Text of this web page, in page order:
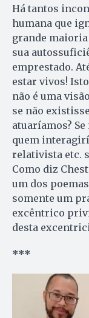
Há tantos
humana que
grande
sua
emprestado.
estar vivos!
não é uma
se não
atuaríamos?
quem
relativista etc.
Como diz
um dos
somente um
excêntrico
desta
***